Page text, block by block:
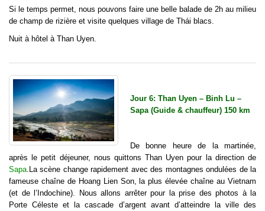
Si le temps permet, nous pouvons faire une belle balade de 2h au milieu
de champ de rizière et visite quelques village de Thái blacs.
Nuit à hôtel à Than Uyen.
Jour 6: Than Uyen – Binh Lu –
Sapa (Guide & chauffeur) 150 km
De bonne heure de la martinée,
après le petit déjeuner, nous quittons Than Uyen pour la direction de
Sapa .La scène change rapidement avec des montagnes ondulées de la
fameuse chaîne de Hoang Lien Son, la plus élevée chaîne au Vietnam
(et de l’Indochine). Nous allons arrêter pour la prise des photos à la
Porte Céleste et la cascade d’argent avant d’atteindre la ville des